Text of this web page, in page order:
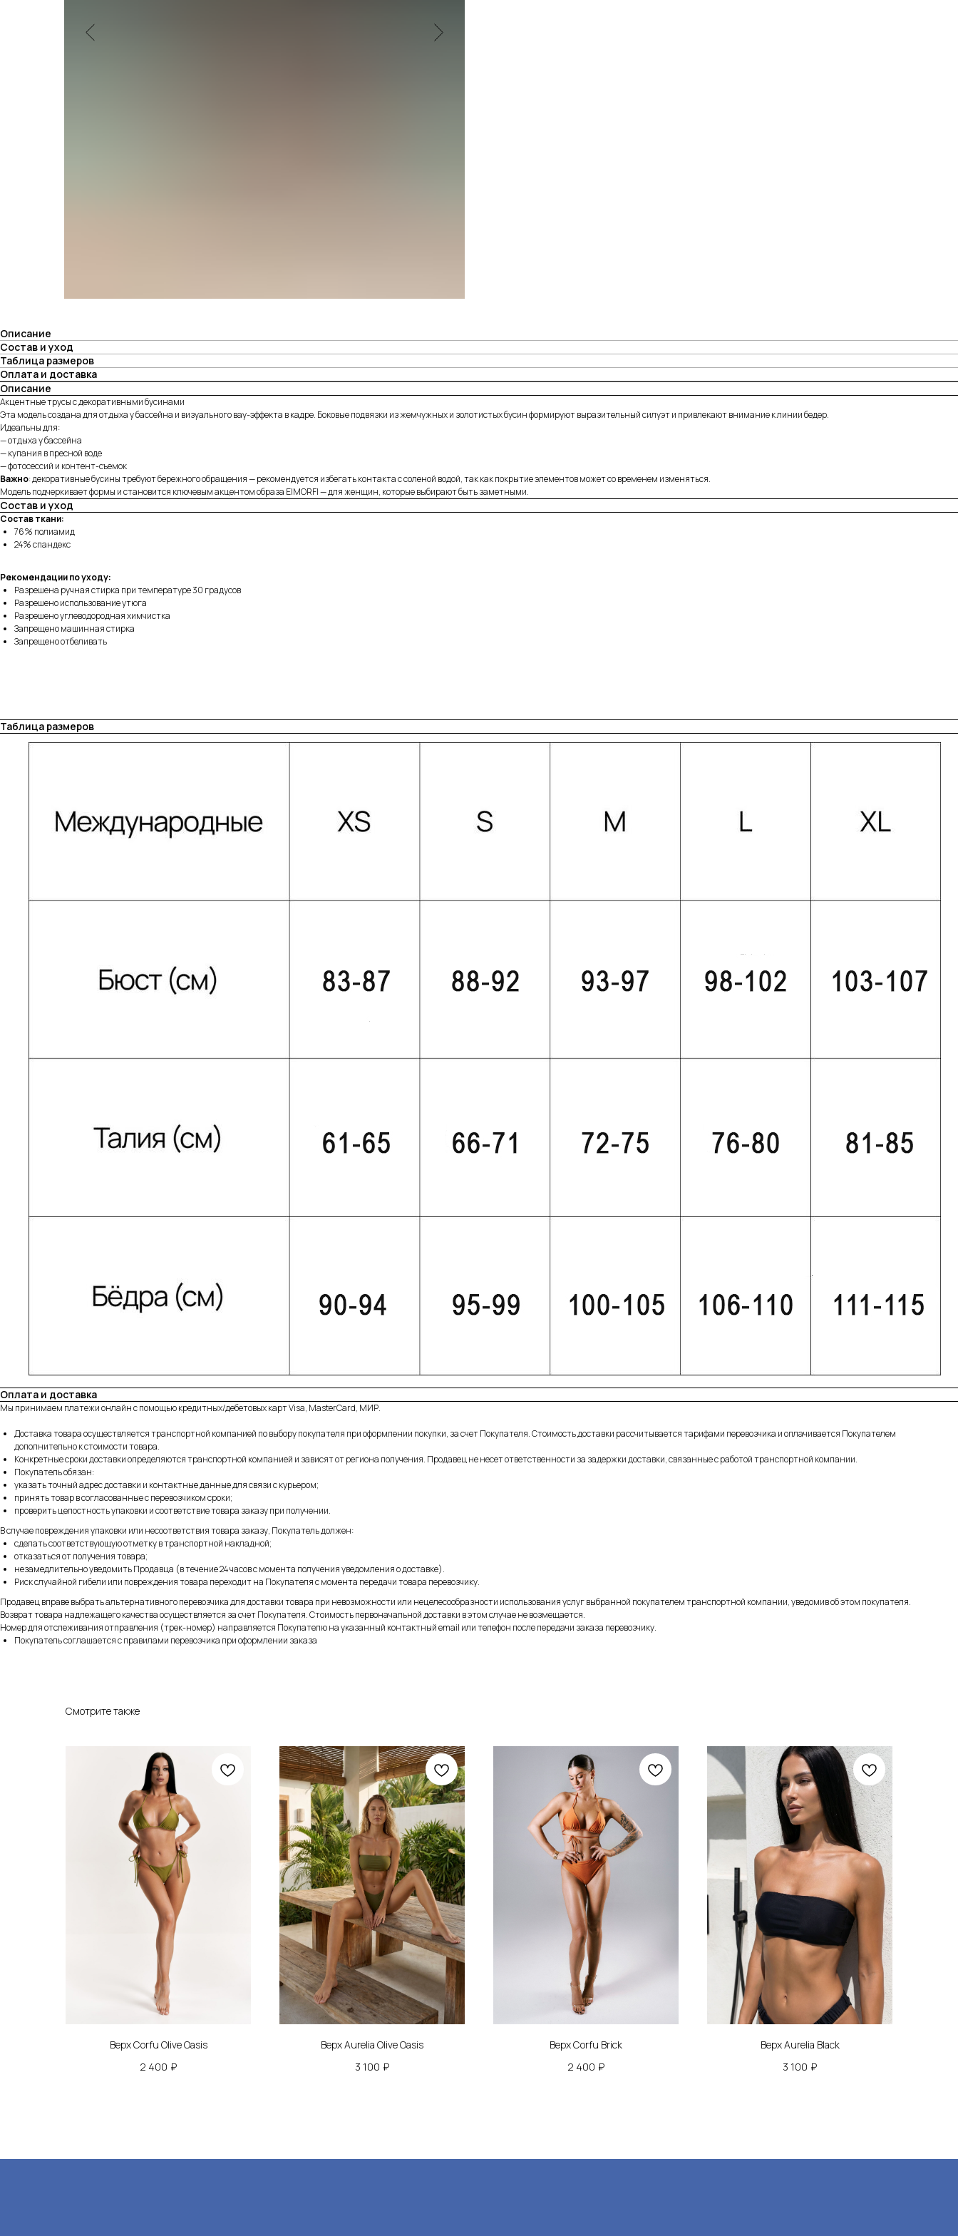
Описание
Состав и уход
Таблица размеров
Оплата и доставка
Описание
Акцентные трусы с декоративными бусинами
Эта модель создана для отдыха у бассейна и визуального вау-эффекта в кадре. Боковые подвязки из жемчужных и золотистых бусин формируют выразительный силуэт и привлекают внимание к линии бедер.
Идеальны для:
— отдыха у бассейна
— купания в пресной воде
— фотосессий и контент-съемок
Важно: декоративные бусины требуют бережного обращения — рекомендуется избегать контакта с соленой водой, так как покрытие элементов может со временем изменяться.
Модель подчеркивает формы и становится ключевым акцентом образа EIMORFI — для женщин, которые выбирают быть заметными.
Состав и уход
Состав ткани:
76% полиамид
24% спандекс
Рекомендации по уходу:
Разрешена ручная стирка при температуре 30 градусов
Разрешено использование утюга
Разрешено углеводородная химчистка
Запрещено машинная стирка
Запрещено отбеливать
Таблица размеров
Оплата и доставка
Мы принимаем платежи онлайн с помощью кредитных/дебетовых карт Visa, MasterCard, МИР.
Доставка товара осуществляется транспортной компанией по выбору покупателя при оформлении покупки, за счет Покупателя. Стоимость доставки рассчитывается тарифами перевозчика и оплачивается Покупателем
дополнительно к стоимости товара.
Конкретные сроки доставки определяются транспортной компанией и зависят от региона получения. Продавец не несет ответственности за задержки доставки, связанные с работой транспортной компании.
Покупатель обязан:
указать точный адрес доставки и контактные данные для связи с курьером;
принять товар в согласованные с перевозчиком сроки;
проверить целостность упаковки и соответствие товара заказу при получении.
В случае повреждения упаковки или несоответствия товара заказу, Покупатель должен:
сделать соответствующую отметку в транспортной накладной;
отказаться от получения товара;
незамедлительно уведомить Продавца (в течение 24 часов с момента получения уведомления о доставке).
Риск случайной гибели или повреждения товара переходит на Покупателя с момента передачи товара перевозчику.
Продавец вправе выбрать альтернативного перевозчика для доставки товара при невозможности или нецелесообразности использования услуг выбранной покупателем транспортной компании, уведомив об этом покупателя.
Возврат товара надлежащего качества осуществляется за счет Покупателя. Стоимость первоначальной доставки в этом случае не возмещается.
Номер для отслеживания отправления (трек-номер) направляется Покупателю на указанный контактный email или телефон после передачи заказа перевозчику.
Покупатель соглашается с правилами перевозчика при оформлении заказа
Смотрите также
Верх Corfu Olive Oasis
2 400 ₽
Верх Aurelia Olive Oasis
3 100 ₽
Верх Corfu Brick
2 400 ₽
Верх Aurelia Black
3 100 ₽
Подпишись на новинки, скидки
и закрытые распродажи
Обмен и возврат
Купальники
Верх
Каталог